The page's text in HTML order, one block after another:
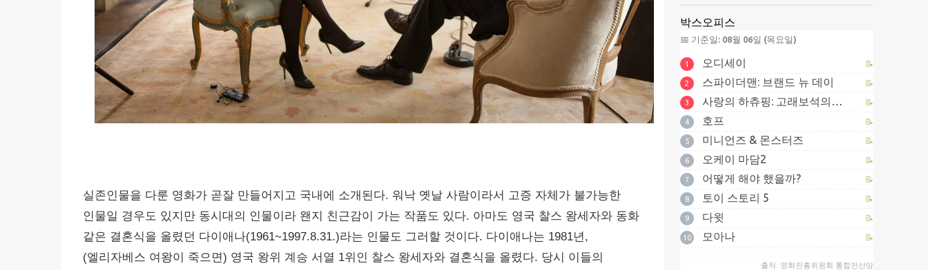
실존인물을 다룬 영화가 곧잘 만들어지고 국내에 소개된다. 워낙 옛날 사람이라서 고증 자체가 불가능한
인물일 경우도 있지만 동시대의 인물이라 왠지 친근감이 가는 작품도 있다. 아마도 영국 찰스 왕세자와 동화
같은 결혼식을 올렸던 다이애나(1961~1997.8.31.)라는 인물도 그러할 것이다. 다이애나는 1981년,
(엘리자베스 여왕이 죽으면) 영국 왕위 계승 서열 1위인 찰스 왕세자와 결혼식을 올렸다. 당시 이들의
박스오피스
📅 기준일: 08월 06일 (목요일)
1 오디세이 📝
2 스파이더맨: 브랜드 뉴 데이 📝
3 사랑의 하츄핑: 고래보석의 전설 📝
4 호프 📝
5 미니언즈 & 몬스터즈 📝
6 오케이 마담2 📝
7 어떻게 해야 했을까? 📝
8 토이 스토리 5 📝
9 다윗 📝
10 모아나 📝
출처: 영화진흥위원회 통합전산망